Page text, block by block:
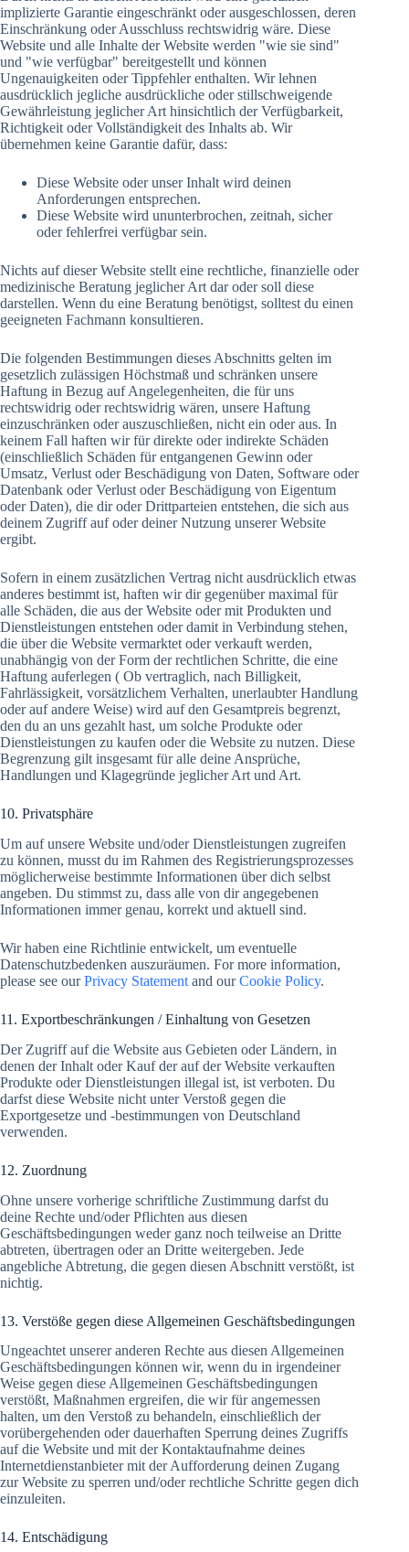
implizierte Garantie eingeschränkt oder ausgeschlossen, deren
Einschränkung oder Ausschluss rechtswidrig wäre. Diese
Website und alle Inhalte der Website werden "wie sie sind"
und "wie verfügbar" bereitgestellt und können
Ungenauigkeiten oder Tippfehler enthalten. Wir lehnen
ausdrücklich jegliche ausdrückliche oder stillschweigende
Gewährleistung jeglicher Art hinsichtlich der Verfügbarkeit,
Richtigkeit oder Vollständigkeit des Inhalts ab. Wir
übernehmen keine Garantie dafür, dass:
Diese Website oder unser Inhalt wird deinen
Anforderungen entsprechen.
Diese Website wird ununterbrochen, zeitnah, sicher
oder fehlerfrei verfügbar sein.
Nichts auf dieser Website stellt eine rechtliche, finanzielle oder
medizinische Beratung jeglicher Art dar oder soll diese
darstellen. Wenn du eine Beratung benötigst, solltest du einen
geeigneten Fachmann konsultieren.
Die folgenden Bestimmungen dieses Abschnitts gelten im
gesetzlich zulässigen Höchstmaß und schränken unsere
Haftung in Bezug auf Angelegenheiten, die für uns
rechtswidrig oder rechtswidrig wären, unsere Haftung
einzuschränken oder auszuschließen, nicht ein oder aus. In
keinem Fall haften wir für direkte oder indirekte Schäden
(einschließlich Schäden für entgangenen Gewinn oder
Umsatz, Verlust oder Beschädigung von Daten, Software oder
Datenbank oder Verlust oder Beschädigung von Eigentum
oder Daten), die dir oder Drittparteien entstehen, die sich aus
deinem Zugriff auf oder deiner Nutzung unserer Website
ergibt.
Sofern in einem zusätzlichen Vertrag nicht ausdrücklich etwas
anderes bestimmt ist, haften wir dir gegenüber maximal für
alle Schäden, die aus der Website oder mit Produkten und
Dienstleistungen entstehen oder damit in Verbindung stehen,
die über die Website vermarktet oder verkauft werden,
unabhängig von der Form der rechtlichen Schritte, die eine
Haftung auferlegen ( Ob vertraglich, nach Billigkeit,
Fahrlässigkeit, vorsätzlichem Verhalten, unerlaubter Handlung
oder auf andere Weise) wird auf den Gesamtpreis begrenzt,
den du an uns gezahlt hast, um solche Produkte oder
Dienstleistungen zu kaufen oder die Website zu nutzen. Diese
Begrenzung gilt insgesamt für alle deine Ansprüche,
Handlungen und Klagegründe jeglicher Art und Art.
10. Privatsphäre
Um auf unsere Website und/oder Dienstleistungen zugreifen
zu können, musst du im Rahmen des Registrierungsprozesses
möglicherweise bestimmte Informationen über dich selbst
angeben. Du stimmst zu, dass alle von dir angegebenen
Informationen immer genau, korrekt und aktuell sind.
Wir haben eine Richtlinie entwickelt, um eventuelle
Datenschutzbedenken auszuräumen. For more information,
please see ourPrivacy Statement and ourCookie Policy.
11. Exportbeschränkungen / Einhaltung von Gesetzen
Der Zugriff auf die Website aus Gebieten oder Ländern, in
denen der Inhalt oder Kauf der auf der Website verkauften
Produkte oder Dienstleistungen illegal ist, ist verboten. Du
darfst diese Website nicht unter Verstoß gegen die
Exportgesetze und -bestimmungen von Deutschland
verwenden.
12. Zuordnung
Ohne unsere vorherige schriftliche Zustimmung darfst du
deine Rechte und/oder Pflichten aus diesen
Geschäftsbedingungen weder ganz noch teilweise an Dritte
abtreten, übertragen oder an Dritte weitergeben. Jede
angebliche Abtretung, die gegen diesen Abschnitt verstößt, ist
nichtig.
13. Verstöße gegen diese Allgemeinen Geschäftsbedingungen
Ungeachtet unserer anderen Rechte aus diesen Allgemeinen
Geschäftsbedingungen können wir, wenn du in irgendeiner
Weise gegen diese Allgemeinen Geschäftsbedingungen
verstößt, Maßnahmen ergreifen, die wir für angemessen
halten, um den Verstoß zu behandeln, einschließlich der
vorübergehenden oder dauerhaften Sperrung deines Zugriffs
auf die Website und mit der Kontaktaufnahme deines
Internetdienstanbieter mit der Aufforderung deinen Zugang
zur Website zu sperren und/oder rechtliche Schritte gegen dich
einzuleiten.
14. Entschädigung